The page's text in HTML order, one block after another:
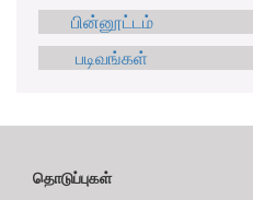
பின்னூட்டம்
படிவங்கள்
தொடுப்புகள்